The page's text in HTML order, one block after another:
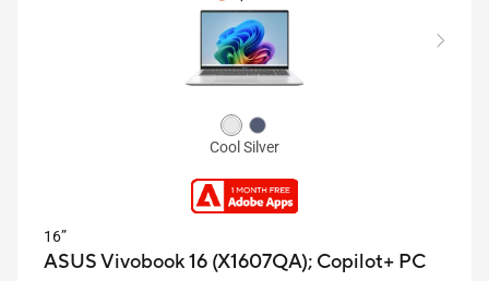
Cool Silver
16”
ASUS Vivobook 16 (X1607QA); Copilot+ PC